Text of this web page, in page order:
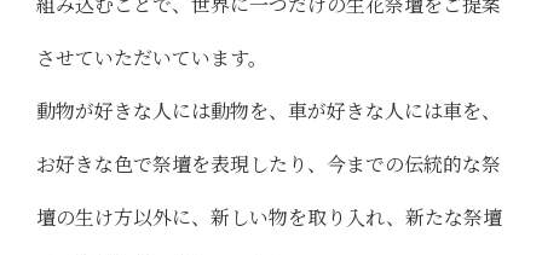
させていただいています。
動物が好きな人には動物を、車が好きな人には車を、
お好きな色で祭壇を表現したり、今までの伝統的な祭
壇の生け方以外に、新しい物を取り入れ、新たな祭壇